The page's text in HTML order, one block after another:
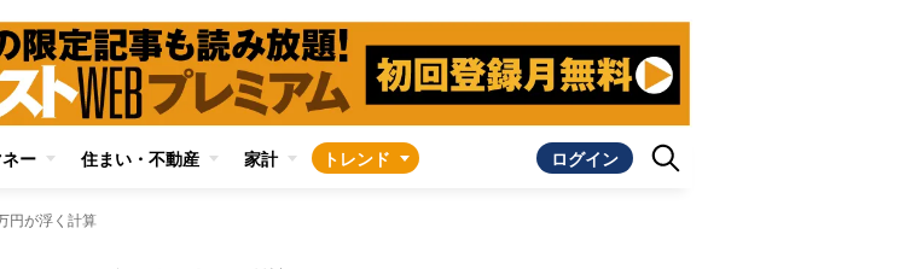
ネー 住まい・不動産 家計 トレンド ログイン
円が浮く計算